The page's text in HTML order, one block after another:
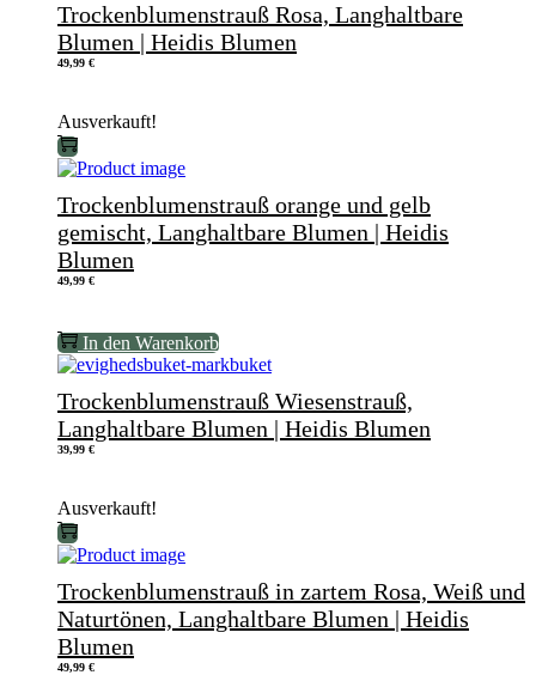
Trockenblumenstrauß Rosa, Langhaltbare
Blumen | Heidis Blumen
49,99 €
Ausverkauft!
Trockenblumenstrauß orange und gelb
gemischt, Langhaltbare Blumen | Heidis
Blumen
49,99 €
In den Warenkorb
Trockenblumenstrauß Wiesenstrauß,
Langhaltbare Blumen | Heidis Blumen
39,99 €
Ausverkauft!
Trockenblumenstrauß in zartem Rosa, Weiß und
Naturtönen, Langhaltbare Blumen | Heidis
Blumen
49,99 €